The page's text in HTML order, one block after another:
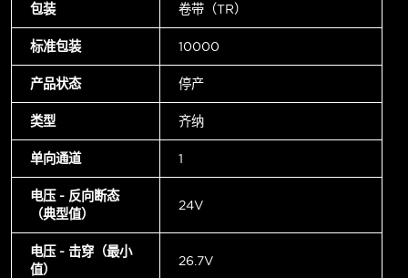
包装 卷带（TR）
标准包装 10000
产品状态 停产
类型 齐纳
单向通道 1
电压 - 反向断态
（典型值）
24V
电压 - 击穿（最小
值）
26.7V